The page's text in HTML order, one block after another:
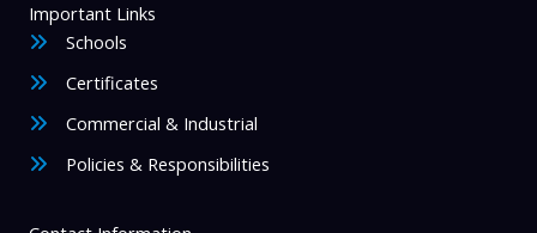
Important Links
Schools
Certificates
Commercial & Industrial
Policies & Responsibilities